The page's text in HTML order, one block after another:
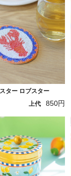
ター ロブスター
上代
850円